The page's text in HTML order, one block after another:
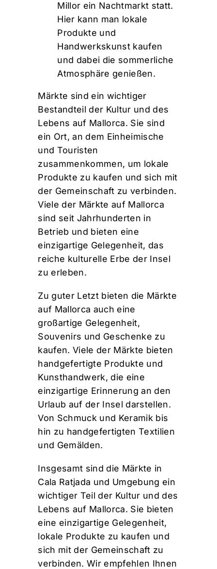
Millor ein Nachtmarkt statt.
Hier kann man lokale
Produkte und
Handwerkskunst kaufen
und dabei die sommerliche
Atmosphäre genießen.
Märkte sind ein wichtiger
Bestandteil der Kultur und des
Lebens auf Mallorca. Sie sind
ein Ort, an dem Einheimische
und Touristen
zusammenkommen, um lokale
Produkte zu kaufen und sich mit
der Gemeinschaft zu verbinden.
Viele der Märkte auf Mallorca
sind seit Jahrhunderten in
Betrieb und bieten eine
einzigartige Gelegenheit, das
reiche kulturelle Erbe der Insel
zu erleben.
Zu guter Letzt bieten die Märkte
auf Mallorca auch eine
großartige Gelegenheit,
Souvenirs und Geschenke zu
kaufen. Viele der Märkte bieten
handgefertigte Produkte und
Kunsthandwerk, die eine
einzigartige Erinnerung an den
Urlaub auf der Insel darstellen.
Von Schmuck und Keramik bis
hin zu handgefertigten Textilien
und Gemälden.
Insgesamt sind die Märkte in
Cala Ratjada und Umgebung ein
wichtiger Teil der Kultur und des
Lebens auf Mallorca. Sie bieten
eine einzigartige Gelegenheit,
lokale Produkte zu kaufen und
sich mit der Gemeinschaft zu
verbinden. Wir empfehlen Ihnen